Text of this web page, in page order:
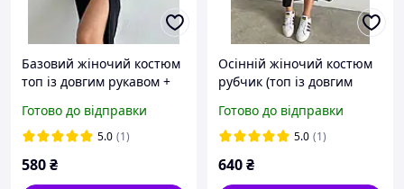
Базовий жіночий костюм
топ із довгим рукавом +
(чорний, бежевий, синій,
сірий, зелений)
Готово до відправки
5.0 (1)
580₴
Осінній жіночий костюм
рубчик (топ із довгим
чорний (S-L розмір)
Готово до відправки
5.0 (1)
640₴